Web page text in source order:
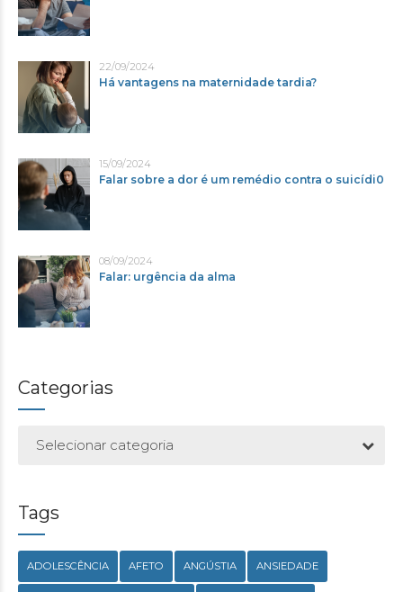
22/09/2024
Há vantagens na maternidade tardia?
15/09/2024
Falar sobre a dor é um remédio contra o suicídi0
08/09/2024
Falar: urgência da alma
Categorias
Selecionar categoria
Tags
ADOLESCÊNCIA AFETO ANGÚSTIA ANSIEDADE